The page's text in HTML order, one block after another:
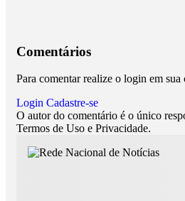
Comentários
Para comentar realize o login em sua
Login Cadastre-se
O autor do comentário é o único
Termos de Uso e Privacidade.